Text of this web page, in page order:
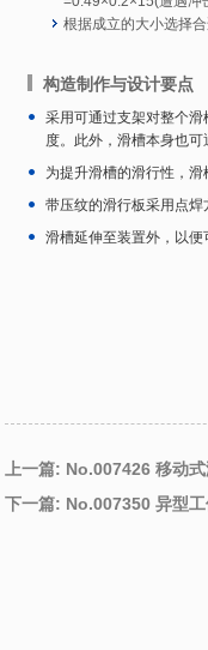
根据成立的大小选择
构造制作与设计要点
采用可通过支架对整个
度。此外，滑槽本身也
为提升滑槽的滑行性，
带压纹的滑行板采用点
滑槽延伸至装置外，以
上一篇: No.007426 移动
下一篇: No.007350 异型